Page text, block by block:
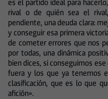
es el partido ideal para
rival o de quién sea el
pendiente, una deuda clara:
y conseguir esa primera
de cometer errores que nos
por todas, una dinámica
bien dices, si conseguimos
fuera y los que ya tenemos
clasificación, que es lo que
afición».